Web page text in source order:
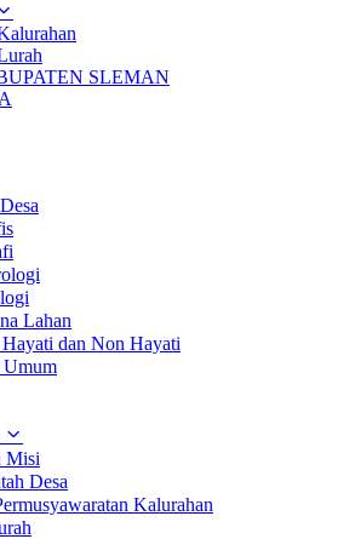
SLEMAN
Lahan
Hayati dan Non Hayati
Misi
Desa
Kalurahan